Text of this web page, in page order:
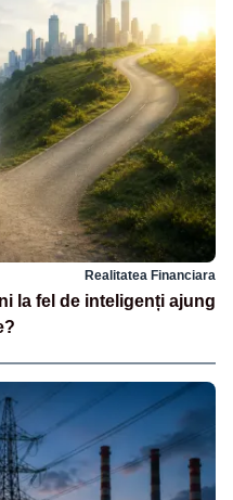
Realitatea Financiara
la fel de inteligenți ajung